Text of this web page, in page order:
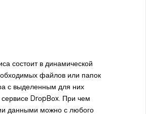
состоит в динамической
файлов или папок
с выделенным для них
DrоpBоx. При чем
данными можно с любого